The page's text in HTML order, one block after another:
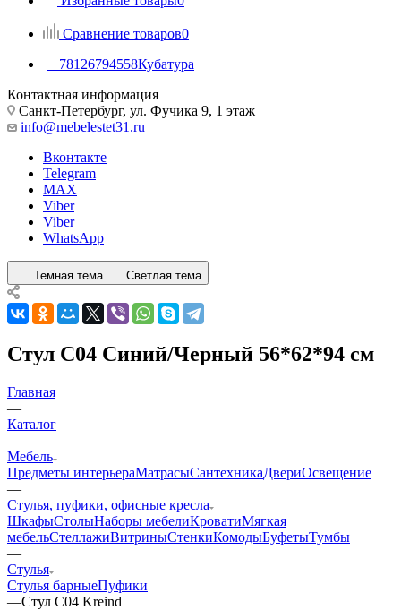
Сравнение товаров0
+78126794558Кубатура
Контактная информация
Санкт-Петербург, ул. Фучика 9, 1 этаж
info@mebelestet31.ru
Вконтакте
Telegram
MAX
Viber
Viber
WhatsApp
Темная тема Светлая тема
Стул C04 Синий/Черный 56*62*94 см
Главная
—
Каталог
—
Мебель
Предметы интерьераМатрасыСантехникаДвериОсвещение
—
Стулья, пуфики, офисные кресла
ШкафыСтолыНаборы мебелиКроватиМягкая
мебельСтеллажиВитриныСтенкиКомодыБуфетыТумбы
—
Стулья
Стулья барныеПуфики
—Стул C04 Kreind